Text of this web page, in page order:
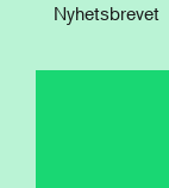
Nyhetsbrevet